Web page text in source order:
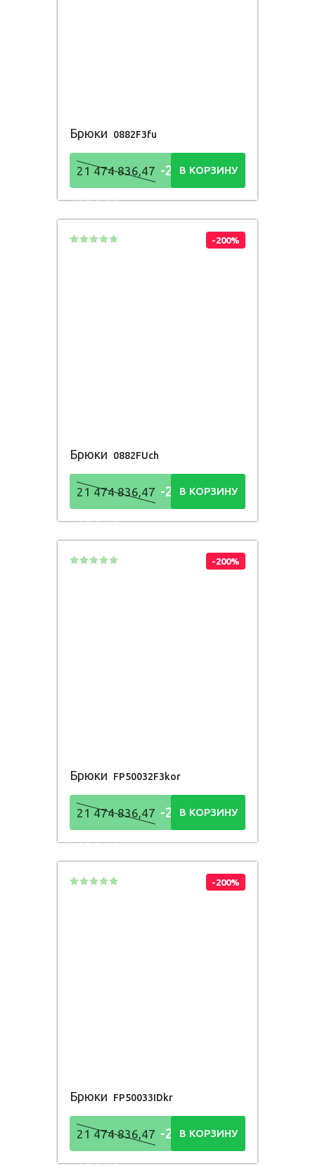
Брюки 0882F3fu
21 474 836,47 -21 474
836,48Р
В КОРЗИНУ
-200%
Брюки 0882FUch
21 474 836,47 -21 474
836,48Р
В КОРЗИНУ
-200%
Брюки FP50032F3kor
21 474 836,47 -21 474
836,48Р
В КОРЗИНУ
-200%
Брюки FP50033IDkr
21 474 836,47 -21 474
В КОРЗИНУ